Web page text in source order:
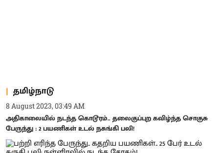
தமிழ்நாடு
8 August 2023, 03:49 AM
அதிகாலையில் நடந்த கொடூரம்.. தலைகுப்புற கவிழ்ந்த சொகுசு
பேருந்து : 2 பயணிகள் உடல் நசுங்கி பலி!